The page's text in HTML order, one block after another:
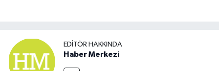
EDITÖR HAKKINDA
Haber Merkezi